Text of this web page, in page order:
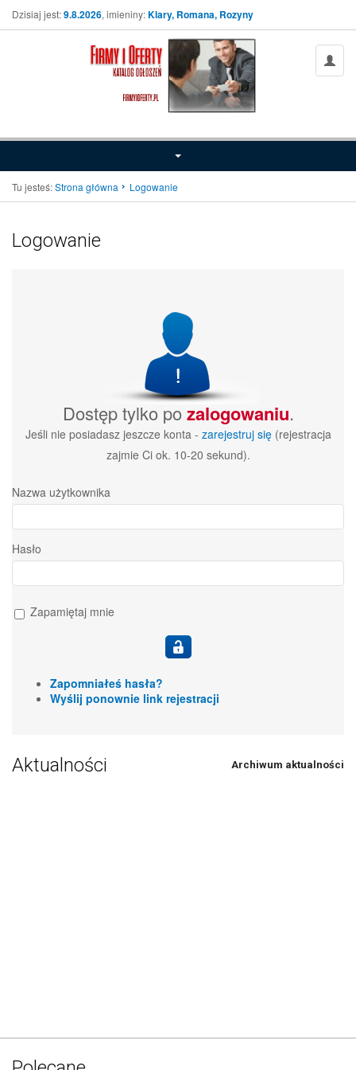
Dzisiaj jest:9.8.2026, imieniny:Klary, Romana, Rozyny
Tu jesteś:Strona główna Logowanie
Logowanie
Dostęp tylko pozalogowaniu.
Jeśli nie posiadasz jeszcze konta - zarejestruj się(rejestracja
zajmie Ci ok. 10-20 sekund).
Nazwa użytkownika
Hasło
Zapamiętaj mnie
Zapomniałeś hasła?
Wyślij ponownie link rejestracji
Aktualności Archiwum aktualności